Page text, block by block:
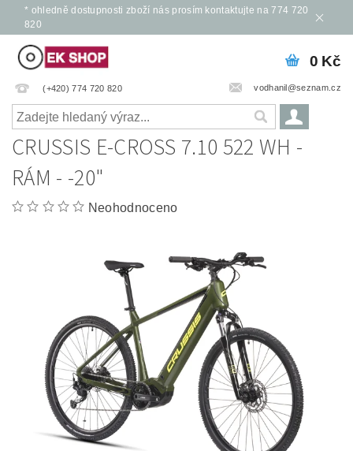
* ohledně dostupnosti zboží nás prosím kontaktujte na 774 720
820
(+420) 774 720 820 vodhanil@seznam.cz
0 Kč
CRUSSIS E-CROSS 7.10 522 WH -
RÁM - -20"
Neohodnoceno